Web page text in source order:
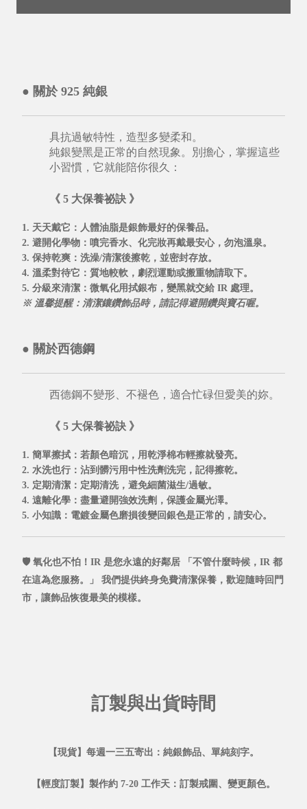
● 關於 925 純銀
具抗過敏特性，造型多變柔和。
純銀變黑是正常的自然現象。別擔心，掌握這些
小習慣，它就能陪你很久：
《 5 大保養祕訣 》
1. 天天戴它 ：人體油脂是銀飾最好的保養品。
2. 避開化學物 ：噴完香水、化完妝再戴最安心，勿泡溫泉。
3. 保持乾爽 ：洗澡/清潔後擦乾，並密封存放。
4. 溫柔對待它 ：質地較軟，劇烈運動或搬重物請取下。
5. 分級來清潔 ：微氧化用拭銀布，變黑就交給 IR 處理。
※ 溫馨提醒：清潔鑲鑽飾品時，請記得避開鑽與寶石喔。
● 關於西德鋼
西德鋼不變形、不褪色，適合忙碌但愛美的妳。
《 5 大保養祕訣 》
1. 簡單擦拭 ：若顏色暗沉，用乾淨棉布輕擦就發亮。
2. 水洗也行 ：沾到髒污用中性洗劑洗完，記得擦乾。
3. 定期清潔 ：定期清洗，避免細菌滋生/過敏。
4. 遠離化學 ：盡量避開強效洗劑，保護金屬光澤。
5. 小知識 ：電鍍金屬色磨損後變回銀色是正常的，請安心。
🛡️ 氧化也不怕！IR 是您永遠的好鄰居
「不管什麼時候，IR 都
在這為您服務。」
我們提供終身免費清潔保養， 歡迎隨時回門
市，讓飾品恢復最美的模樣。
訂製與出貨時間
【現貨】每週一三五寄出：純銀飾品、單純刻字。
【輕度訂製】製作約 7-20 工作天：訂製戒圍、變更顏色。